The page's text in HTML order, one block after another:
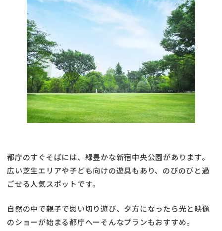
都庁のすぐそばには、緑豊かな新宿中央公園があります。
広い芝生エリアや子ども向けの遊具もあり、のびのびと過
ごせる人気スポットです。
自然の中で親子で思い切り遊び、夕方になったら光と映像
のショーが始まる都庁へーそんなプランもおすすめ。